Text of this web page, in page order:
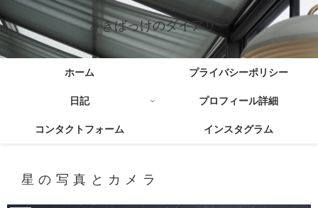
さきばっけのダイアリー
ホーム プライバシーポリシー
日記 プロフィール詳細
コンタクトフォーム インスタグラム
星の写真とカメラ